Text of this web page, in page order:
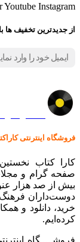
Youtube Instagram
از جدیدترین تخفیف ها
فروشگاه اینترنتی
کارا کتاب
صفحه گرام و
بیش از صد هزار
خرید، دانلود و
کرده‌ایم.
فروشــــگاه